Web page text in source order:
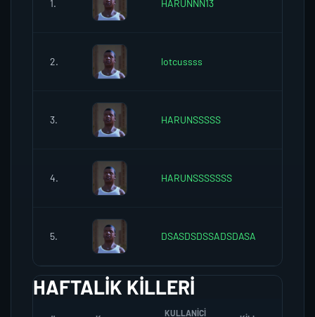
1. HARUNNN13
2. lotcussss
3. HARUNSSSSS
4. HARUNSSSSSSS
5. DSASDSDSSADSDASA
HAFTALIK KILLERI
KULLANICI